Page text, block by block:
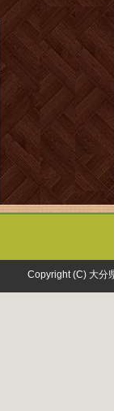
Copyright (C) 大分